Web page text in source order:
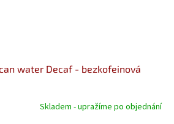
water Decaf - bezkofeinová
Skladem - upražíme po objednání